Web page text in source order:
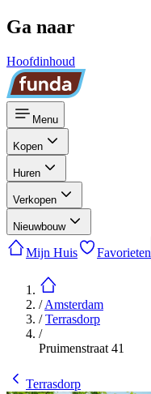
Ga naar
Hoofdinhoud
Menu
Kopen
Huren
Verkopen
Nieuwbouw
Mijn Huis Favorieten
/Amsterdam
/Terrasdorp
/
Pruimenstraat 41
Terrasdorp